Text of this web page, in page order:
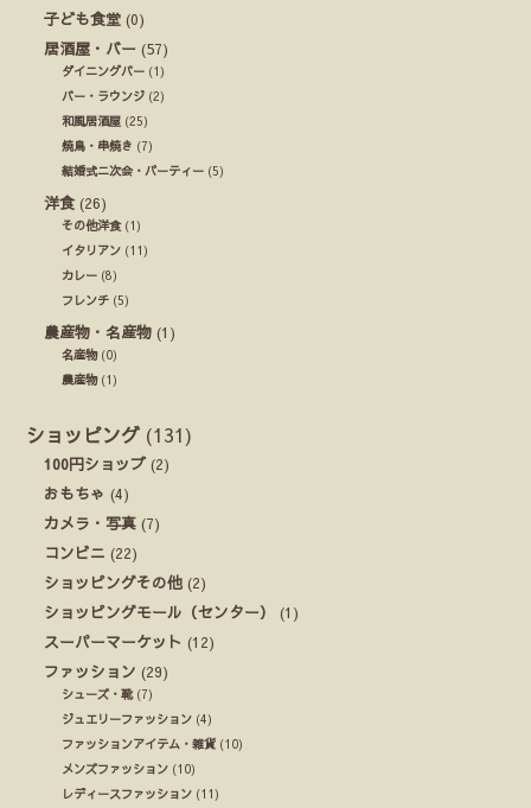
子ども食堂 (0)
居酒屋・バー (57)
ダイニングバー (1)
バー・ラウンジ (2)
和風居酒屋 (25)
焼鳥・串焼き (7)
結婚式ニ次会・パーティー (5)
洋食 (26)
その他洋食(1)
イタリアン (11)
カレー (8)
フレンチ (5)
農産物・名産物 (1)
名産物(0)
農産物(1)
ショッピング (131)
100円ショップ (2)
おもちゃ (4)
カメラ・写真 (7)
コンビニ (22)
ショッピングその他 (2)
ショッピングモール（センター）
(1)
スーパーマーケット (12)
ファッション (29)
シューズ・靴(7)
ジュエリーファッション (4)
ファッションアイテム・雑貨 (10)
メンズファッション (10)
レディースファッション (11)